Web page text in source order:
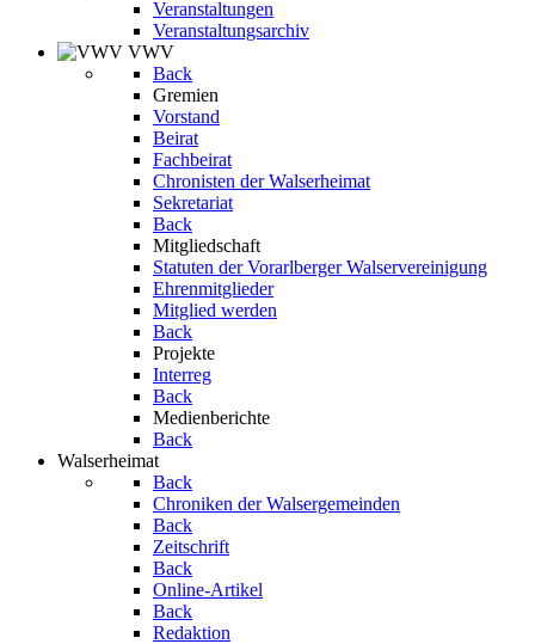
Veranstaltungen
Veranstaltungsarchiv
VWV
Back
Gremien
Vorstand
Beirat
Fachbeirat
Chronisten der Walserheimat
Sekretariat
Back
Mitgliedschaft
Statuten der Vorarlberger Walservereinigung
Ehrenmitglieder
Mitglied werden
Back
Projekte
Interreg
Back
Medienberichte
Back
Walserheimat
Back
Chroniken der Walsergemeinden
Back
Zeitschrift
Back
Online-Artikel
Back
Redaktion